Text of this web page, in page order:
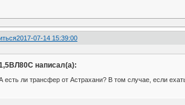
2017-07-14 15:39:00
написал(а):
есть ли трансфер от Астрахани? В том случае, если